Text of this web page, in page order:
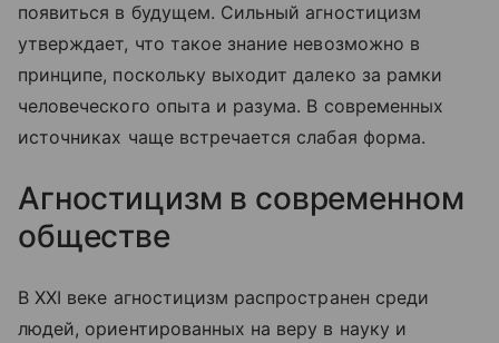
появиться в будущем. Сильный агностицизм
утверждает, что такое знание невозможно в
принципе, поскольку выходит далеко за рамки
человеческого опыта и разума. В современных
источниках чаще встречается слабая форма.
Агностицизм в современном
обществе
В XXI веке агностицизм распространен среди
людей, ориентированных на веру в науку и